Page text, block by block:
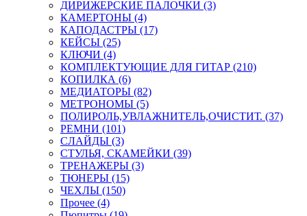
ДИРИЖЕРСКИЕ ПАЛОЧКИ (3)
КАМЕРТОНЫ (4)
КАПОДАСТРЫ (17)
КЕЙСЫ (25)
КЛЮЧИ (4)
КОМПЛЕКТУЮЩИЕ ДЛЯ ГИТАР (210)
КОПИЛКА (6)
МЕДИАТОРЫ (82)
МЕТРОНОМЫ (5)
ПОЛИРОЛЬ,УВЛАЖНИТЕЛЬ,ОЧИСТИТ. (37)
РЕМНИ (101)
СЛАЙДЫ (3)
СТУЛЬЯ, СКАМЕЙКИ (39)
ТРЕНАЖЕРЫ (3)
ТЮНЕРЫ (15)
ЧЕХЛЫ (150)
Прочее (4)